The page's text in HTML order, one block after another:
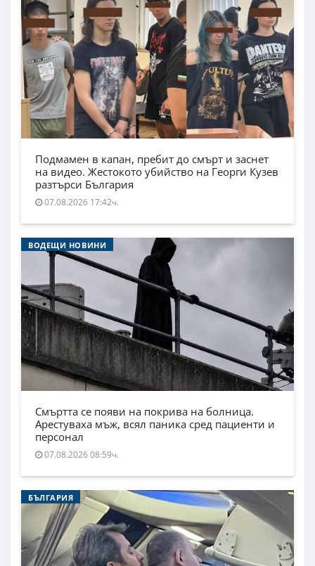
Подмамен в капан, пребит до смърт и заснет
на видео. Жестокото убийство на Георги Кузев
разтърси България
07.08.2026 17:42ч.
ВОДЕЩИ НОВИНИ
Смъртта се появи на покрива на болница.
Арестуваха мъж, всял паника сред пациенти и
персонал
07.08.2026 08:59ч.
БЪЛГАРИЯ